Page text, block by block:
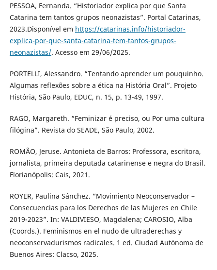
PESSOA, Fernanda. “Historiador explica por que Santa
Catarina tem tantos grupos neonazistas”. Portal Catarinas,
2023.Disponível em https://catarinas.info/historiador-
explica-por-que-santa-catarina-tem-tantos-grupos-
neonazistas/. Acesso em 29/06/2025.
PORTELLI, Alessandro. “Tentando aprender um pouquinho.
Algumas reflexões sobre a ética na História Oral”. Projeto
História, São Paulo, EDUC, n. 15, p. 13-49, 1997.
RAGO, Margareth. “Feminizar é preciso, ou Por uma cultura
filógina”. Revista do SEADE, São Paulo, 2002.
ROMÃO, Jeruse. Antonieta de Barros: Professora, escritora,
jornalista, primeira deputada catarinense e negra do Brasil.
Florianópolis: Cais, 2021.
ROYER, Paulina Sánchez. “Movimiento Neoconservador –
Consecuencias para los Derechos de las Mujeres en Chile
2019-2023”. In: VALDIVIESO, Magdalena; CAROSIO, Alba
(Coords.). Feminismos en el nudo de ultraderechas y
neoconservadurismos radicales. 1 ed. Ciudad Autónoma de
Buenos Aires: Clacso, 2025.